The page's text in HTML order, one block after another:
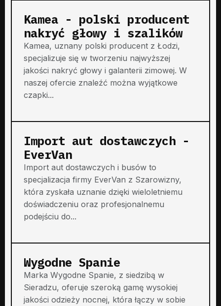
Kamea - polski producent
nakryć głowy i szalików
Kamea, uznany polski producent z Łodzi,
specjalizuje się w tworzeniu najwyższej
jakości nakryć głowy i galanterii zimowej. W
naszej ofercie znaleźć można wyjątkowe
czapki...
Import aut dostawczych -
EverVan
Import aut dostawczych i busów to
specjalizacja firmy EverVan z Szarowizny,
która zyskała uznanie dzięki wieloletniemu
doświadczeniu oraz profesjonalnemu
podejściu do...
Wygodne Spanie
Marka Wygodne Spanie, z siedzibą w
Sieradzu, oferuje szeroką gamę wysokiej
jakości odzieży nocnej, która łączy w sobie